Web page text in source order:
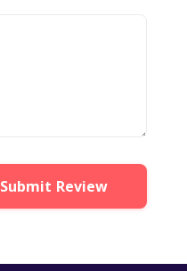
Submit Review